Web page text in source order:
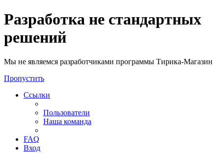
Разработка не стандартных
решений
Мы не являемся разработчиками программы Тирика-Магазин
Пропустить
Ссылки
Пользователи
Наша команда
FAQ
Вход